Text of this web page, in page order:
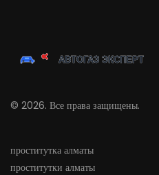
© 2026. Все права защищены.
проститутка алматы
проститутки алматы